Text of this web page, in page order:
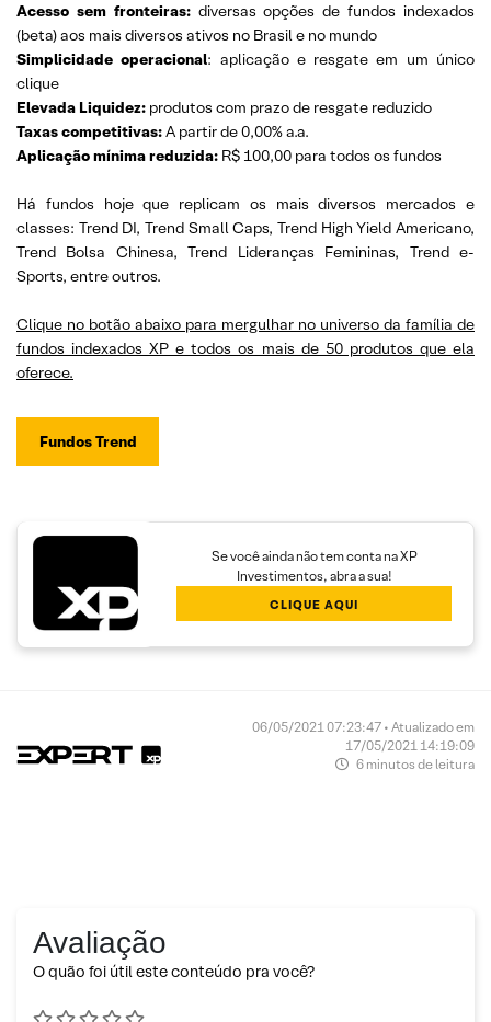
Acesso sem fronteiras:diversas opções de fundos indexados
(beta) aos mais diversos ativos no Brasil e no mundo
Simplicidade operacional: aplicação e resgate em um único
clique
Elevada Liquidez: produtos com prazo de resgate reduzido
Taxas competitivas:A partir de 0,00% a.a.
Aplicação mínima reduzida: R$ 100,00 para todos os fundos
Há fundos hoje que replicam os mais diversos mercados e
classes: Trend DI, Trend Small Caps, Trend High Yield Americano,
Trend Bolsa Chinesa, Trend Lideranças Femininas, Trend e-
Sports, entre outros.
Clique no botão abaixo para mergulhar no universo da família de
fundos indexados XP e todos os mais de 50 produtos que ela
oferece.
Fundos Trend
Se você ainda não tem conta na XP
Investimentos, abra a sua!
CLIQUE AQUI
06/05/2021 07:23:47 • Atualizado em
17/05/2021 14:19:09
6 minutos de leitura
Avaliação
O quão foi útil este conteúdo pra você?